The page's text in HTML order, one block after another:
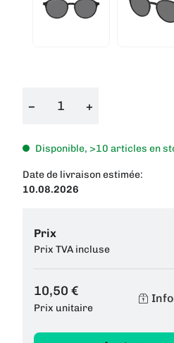
− +
Disponible, >10 articles en
Date de livraison estimée:
10.08.2026
Prix
Prix TVA incluse
10,50 €
Prix unitaire